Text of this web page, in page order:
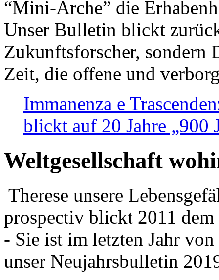
“Mini-Arche” die
Unser Bulletin blickt
Zukunftsforscher, sondern
Zeit, die offene und
Immanenza e
blickt auf 20 Jahre „900
Weltgesellschaft
Therese unsere
prospectiv blickt 2011
- Sie ist im letzten Jahr
unser Neujahrsbulletin